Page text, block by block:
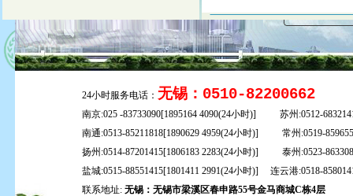
24小时服务电话： 无锡：0510-82200662
南京:025 -83733090[1895164 4090(24小时)] 苏州:0512-
南通:0513-85211818[1890629 4959(24小时)] 常州:0519-
扬州:0514-87201415[1806183 2283(24小时)] 泰州:0523-
盐城:0515-88551415[1801411 2991(24小时)] 连云港:0518-
联系地址:无锡：无锡市梁溪区春申路55号金马商城C栋4层